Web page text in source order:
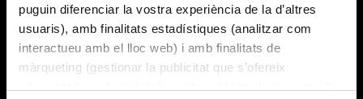
puguin diferenciar la vostra experiència de la d’altres
usuaris), amb finalitats estadístiques (analitzar com
interactueu amb el lloc web) i amb finalitats de
màrqueting (gestionar la publicitat que s’ofereix